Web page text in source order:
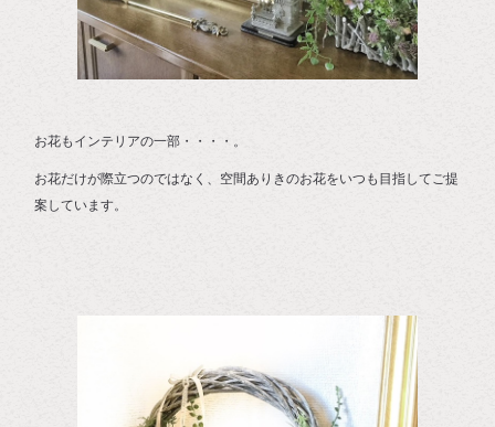
お花もインテリアの一部・・・・。
お花だけが際立つのではなく、空間ありきのお花をいつも目指してご提
案しています。